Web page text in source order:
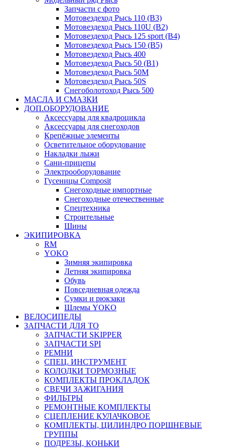
Запчасти с фото
Мотовездеход Рысь 110 (B3)
Мотовездеход Рысь 110U (B2)
Мотовездеход Рысь 125 sport (B4)
Мотовездеход Рысь 150 (B5)
Мотовездеход Рысь 400
Мотовездеход Рысь 50 (B1)
Мотовездеход Рысь 50M
Мотовездеход Рысь 50S
Снегоболотоход Рысь 500
МАСЛА И СМАЗКИ
ДОП.ОБОРУДОВАНИЕ
Аксессуары для квадроцикла
Аксессуары для снегоходов
Крепёжные элементы
Осветительное оборудование
Накладки лыжи
Сани-прицепы
Электрооборудование
Гусеницы Composit
Снегоходные импортные
Снегоходные отечественные
Спецтехника
Строительные
Шины
ЭКИПИРОВКА
RM
YOKO
Зимняя экипировка
Летняя экипировка
Обувь
Повседневная одежда
Сумки и рюкзаки
Шлемы YOKO
ВЕЛОСИПЕДЫ
ЗАПЧАСТИ ДЛЯ ТО
ЗАПЧАСТИ SKIPPER
ЗАПЧАСТИ SPI
РЕМНИ
СПЕЦ. ИНСТРУМЕНТ
КОЛОДКИ ТОРМОЗНЫЕ
КОМПЛЕКТЫ ПРОКЛАДОК
СВЕЧИ ЗАЖИГАНИЯ
ФИЛЬТРЫ
РЕМОНТНЫЕ КОМПЛЕКТЫ
СЦЕПЛЕНИЕ КУЛАЧКОВОЕ
КОМПЛЕКТЫ, ЦИЛИНДРО ПОРШНЕВЫЕ
ГРУППЫ
ПОДРЕЗЫ, КОНЬКИ